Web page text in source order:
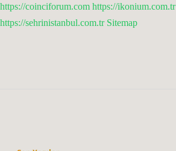
https://coinciforum.com https://ikonium.com.tr
https://sehrinistanbul.com.tr Sitemap